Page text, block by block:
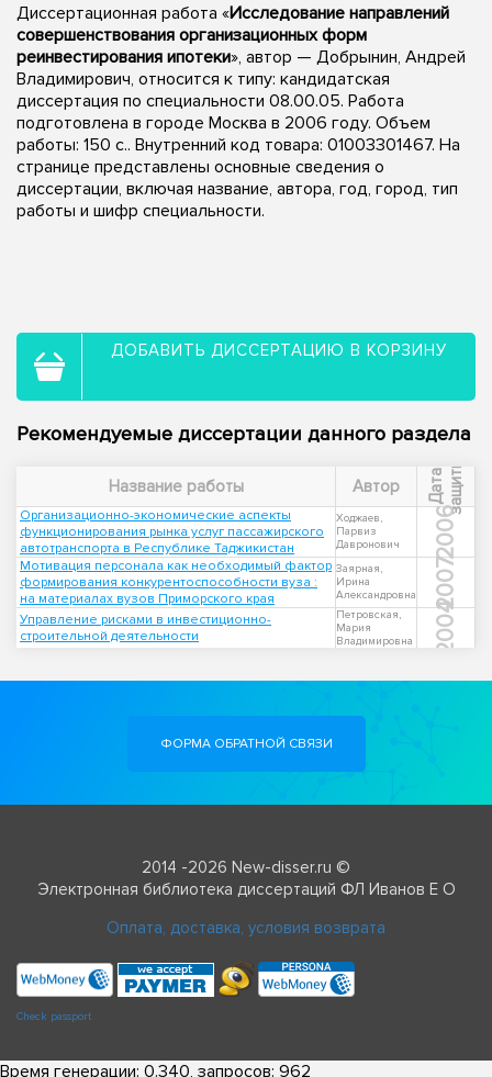
Диссертационная работа «Исследование направлений
совершенствования организационных форм
реинвестирования ипотеки», автор — Добрынин, Андрей
Владимирович, относится к типу: кандидатская
диссертация по специальности 08.00.05. Работа
подготовлена в городе Москва в 2006 году. Объем
работы: 150 с.. Внутренний код товара: 01003301467. На
странице представлены основные сведения о
диссертации, включая название, автора, год, город, тип
работы и шифр специальности.
ДОБАВИТЬ ДИССЕРТАЦИЮ В КОРЗИНУ
Рекомендуемые диссертации данного раздела
Название работы Автор Д
а
т
а
з
а
щ
и
т ы
Организационно-экономические аспекты
функционирования рынка услуг пассажирского
автотранспорта в Республике Таджикистан
Ходжаев,
Парвиз
Давронович
2006
Мотивация персонала как необходимый фактор
формирования конкурентоспособности вуза :
на материалах вузов Приморского края
Заярная,
Ирина
Александровна
2007
Управление рисками в инвестиционно-
строительной деятельности
Петровская,
Мария
Владимировна
2004
ФОРМА ОБРАТНОЙ СВЯЗИ
2014 -2026 New-disser.ru ©
Электронная библиотека диссертаций ФЛ Иванов Е О
Оплата, доставка, условия возврата
Check passport
Время генерации: 0.340, запросов: 962